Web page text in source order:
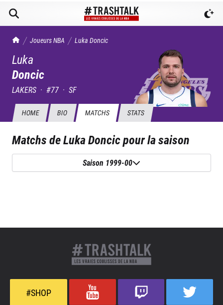
TrashTalk Actu NBA
Joueurs NBA Luka Doncic
Luka
Doncic
LAKERS · #77 · SF
HOME BIO MATCHS STATS
Matchs deLuka Doncicpour la saison
Saison 1999-00
#SHOP